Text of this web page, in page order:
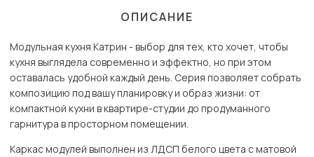
ОПИСАНИЕ
Модульная кухня Катрин - выбор для тех, кто хочет, чтобы
кухня выглядела современно и эффектно, но при этом
оставалась удобной каждый день. Серия позволяет собрать
композицию под вашу планировку и образ жизни: от
компактной кухни в квартире-студии до продуманного
гарнитура в просторном помещении.
Каркас модулей выполнен из ЛДСП белого цвета с матовой